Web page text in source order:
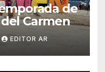
de
Carmen
EDITOR AR